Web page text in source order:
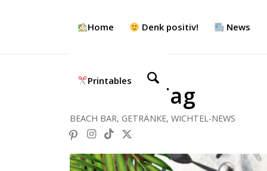
Home Denk positiv! News
Printables
Martini-Tag
BEACH BAR, GETRÄNKE,WICHTEL-NEWS